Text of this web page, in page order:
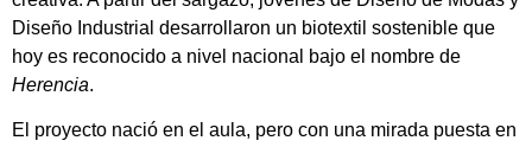
Diseño Industrial desarrollaron un biotextil sostenible que
hoy es reconocido a nivel nacional bajo el nombre de
Herencia.
El proyecto nació en el aula, pero con una mirada puesta en